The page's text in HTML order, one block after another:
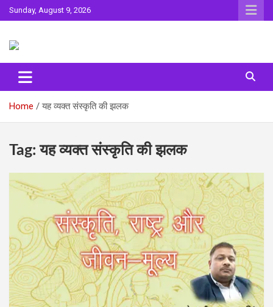
Skip
to
Sunday, August 9, 2026
Surta
Home यह व्यक्त संस्कृति की झलक
Tag:यह व्यक्त संस्कृति की झलक